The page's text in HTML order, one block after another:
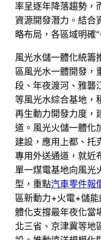
率呈逐年降落趨勢，
資源開發潛力。結合
略布局，各區域明確
風光水儲一體化統籌
區風光水一體開發，
段、年夜渡河、雅礱
等風光水綜合基地，
再生動力開發力度，
道。風光火儲一體化
建設，應用上都、托
專用外送通道，就近
單一煤電基地向風光
型，重點汽車零件報
區新動力+火電+儲
體化支撐最年夜化當
北三省、京津冀等地